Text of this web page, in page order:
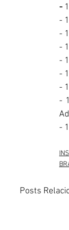
-
-
-
-
-
-
-
-
-
Posts